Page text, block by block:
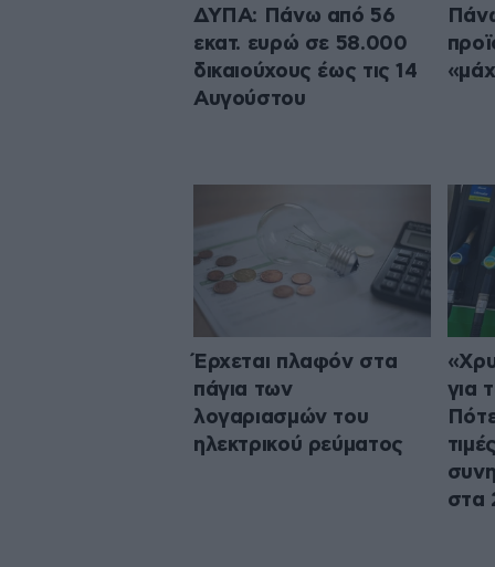
ΔΥΠΑ: Πάνω από 56
εκατ. ευρώ σε 58.000
δικαιούχους έως τις 14
Αυγούστου
Έρχεται πλαφόν στα
πάγια των
λογαριασμών του
ηλεκτρικού ρεύματος
για
στα